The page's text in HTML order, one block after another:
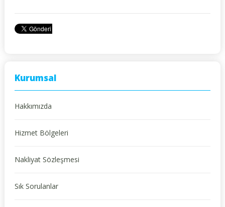
Kurumsal
Hakkımızda
Hizmet Bölgeleri
Nakliyat Sözleşmesi
Sık Sorulanlar